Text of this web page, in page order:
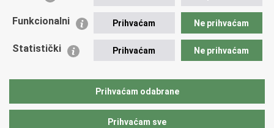
Policijska akademija
Zaklada policijske solidarnosti
Vučetić"
Funkcionalni Prihvaćam Ne prihvaćam
Statistički Prihvaćam Ne prihvaćam
Prihvaćam odabrane
Prihvaćam sve